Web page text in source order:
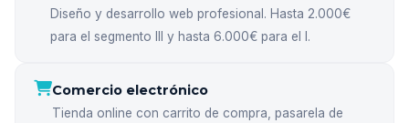
Diseño y desarrollo web profesional. Hasta 2.000€
para el segmento III y hasta 6.000€ para el I.
Comercio electrónico
Tienda online con carrito de compra, pasarela de